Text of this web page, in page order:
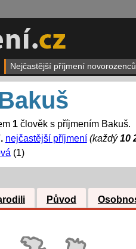
Nejčastější příjmení novorozenců
1člověk s příjmením Bakuš.
nejčastější příjmení (každý10
(1)
Původ